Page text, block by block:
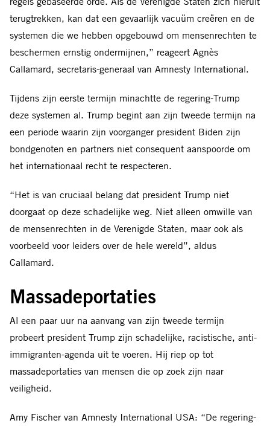
terugtrekken, kan dat een gevaarlijk vacuüm creëren en de
systemen die we hebben opgebouwd om mensenrechten te
beschermen ernstig ondermijnen,” reageert Agnès
Callamard, secretaris-generaal van Amnesty International.
Tijdens zijn eerste termijn minachtte de regering-Trump
deze systemen al. Trump begint aan zijn tweede termijn na
een periode waarin zijn voorganger president Biden zijn
bondgenoten en partners niet consequent aanspoorde om
het internationaal recht te respecteren.
“Het is van cruciaal belang dat president Trump niet
doorgaat op deze schadelijke weg. Niet alleen omwille van
de mensenrechten in de Verenigde Staten, maar ook als
voorbeeld voor leiders over de hele wereld”, aldus
Callamard.
Massadeportaties
Al een paar uur na aanvang van zijn tweede termijn
probeert president Trump zijn schadelijke, racistische, anti-
immigranten-agenda uit te voeren. Hij riep op tot
massadeportaties van mensen die op zoek zijn naar
veiligheid.
Amy Fischer van Amnesty International USA: “De regering-